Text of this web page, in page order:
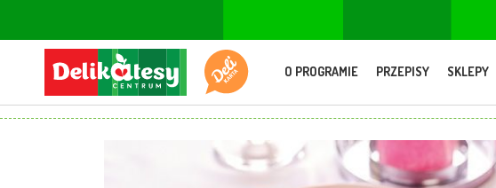
O PROGRAMIE PRZEPISY SKLEPY